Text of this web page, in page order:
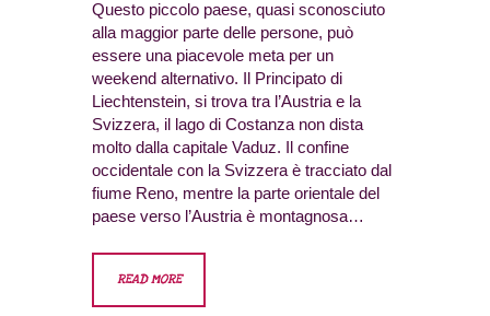
Questo piccolo paese, quasi sconosciuto
alla maggior parte delle persone, può
essere una piacevole meta per un
weekend alternativo. Il Principato di
Liechtenstein, si trova tra l’Austria e la
Svizzera, il lago di Costanza non dista
molto dalla capitale Vaduz. Il confine
occidentale con la Svizzera è tracciato dal
fiume Reno, mentre la parte orientale del
paese verso l’Austria è montagnosa…
READ MORE